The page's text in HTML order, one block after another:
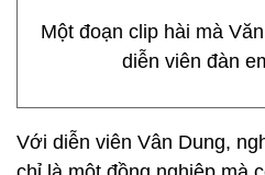
Một đoạn clip hài mà
diễn viên đàn
Với diễn viên Vân Dung,